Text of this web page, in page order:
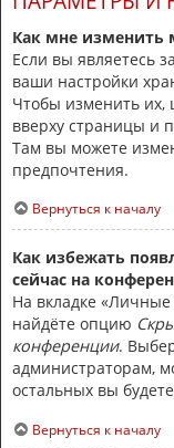
Как мне изменить
Если вы являетесь
ваши настройки
Чтобы изменить их,
вверху страницы и
Там вы можете
предпочтения.
Вернуться к началу
Как избежать
сейчас на
На вкладке
найдёте опцию
конференции.
администраторам,
остальных вы
Вернуться к началу